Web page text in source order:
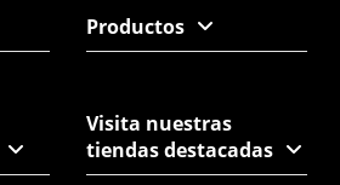
Productos
Visita nuestras
tiendas destacadas